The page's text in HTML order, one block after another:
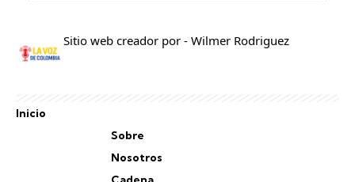
Sitio web creador por - Wilmer Rodriguez
Inicio
Sobre
Nosotros